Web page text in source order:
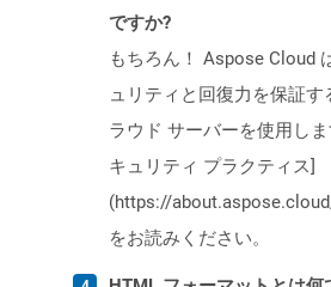
ですか?
もちろん！ Aspose Cloud
ュリティと回復力を保証す
ラウド サーバーを使用し
キュリティ プラクティス]
(https://
をお読みください。